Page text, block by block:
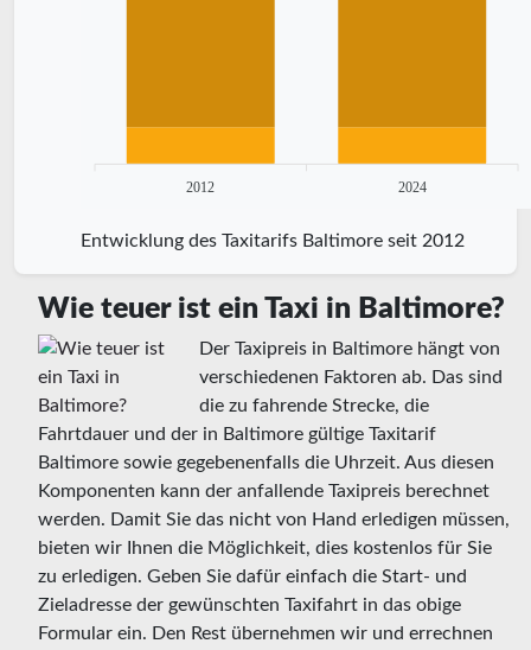
2012 2024
Entwicklung des Taxitarifs Baltimore seit 2012
Wie teuer ist ein Taxi in Baltimore?
Der Taxipreis in Baltimore hängt von
verschiedenen Faktoren ab. Das sind
die zu fahrende Strecke, die
Fahrtdauer und der in Baltimore gültige Taxitarif
Baltimore sowie gegebenenfalls die Uhrzeit. Aus diesen
Komponenten kann der anfallende Taxipreis berechnet
werden. Damit Sie das nicht von Hand erledigen müssen,
bieten wir Ihnen die Möglichkeit, dies kostenlos für Sie
zu erledigen. Geben Sie dafür einfach die Start- und
Zieladresse der gewünschten Taxifahrt in das obige
Formular ein. Den Rest übernehmen wir und errechnen